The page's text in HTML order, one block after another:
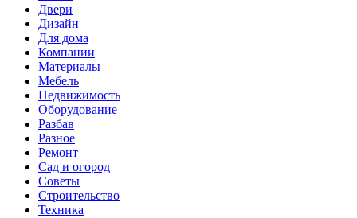
Двери
Дизайн
Для дома
Компании
Материалы
Мебель
Недвижимость
Оборудование
Разбав
Разное
Ремонт
Сад и огород
Советы
Строительство
Техника